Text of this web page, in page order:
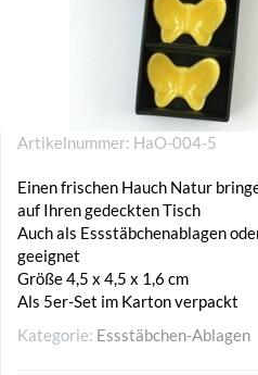
Artikelnummer: HaO-004-5
Einen frischen Hauch Natur
auf Ihren gedeckten Tisch
Auch als Essstäbchenablagen
geeignet
Größe 4,5 x 4,5 x 1,6 cm
Als 5er-Set im Karton verpackt
Kategorie: Essstäbchen-Ablagen